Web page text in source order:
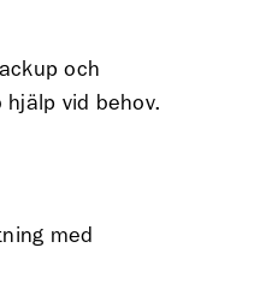
och
vid behov.
med